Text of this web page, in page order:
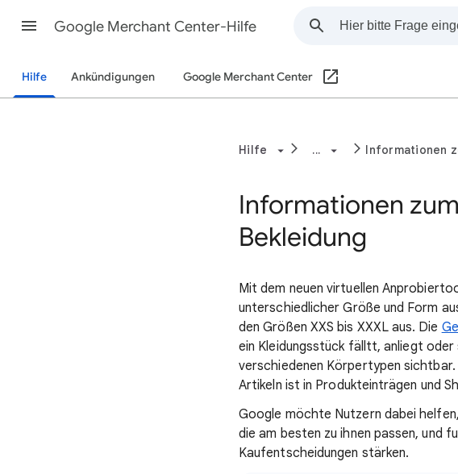
Google Merchant Center-Hilfe
Hilfe Ankündigungen Google Merchant Center
Hilfe ... Informationen
Informationen
Bekleidung
Mit dem neuen virtuellen
unterschiedlicher Größe und Form
den Größen XXS bis XXXL aus. Die
ein Kleidungsstück fälltt, anliegt
verschiedenen Körpertypen
Artikeln ist in Produkteinträgen und
Google möchte Nutzern dabei
die am besten zu ihnen passen, und
Kaufentscheidungen stärken.